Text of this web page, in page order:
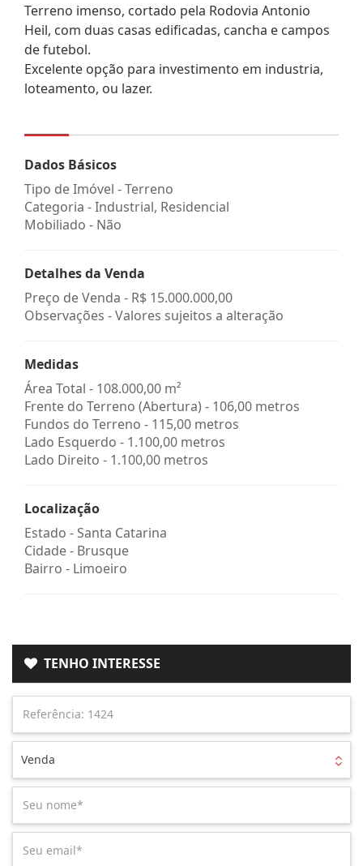
Terreno imenso, cortado pela Rodovia Antonio
Heil, com duas casas edificadas, cancha e campos
de futebol.
Excelente opção para investimento em industria,
loteamento, ou lazer.
Dados Básicos
Tipo de Imóvel - Terreno
Categoria - Industrial, Residencial
Mobiliado - Não
Detalhes da Venda
Preço de Venda - R$ 15.000.000,00
Observações - Valores sujeitos a alteração
Medidas
Área Total - 108.000,00 m²
Frente do Terreno (Abertura) - 106,00 metros
Fundos do Terreno - 115,00 metros
Lado Esquerdo - 1.100,00 metros
Lado Direito - 1.100,00 metros
Localização
Estado -Santa Catarina
Cidade - Brusque
Bairro - Limoeiro
TENHO INTERESSE
Venda